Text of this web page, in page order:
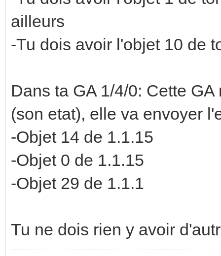
ailleurs
-Tu dois avoir l'objet 10 de
Dans ta GA 1/4/0: Cette
(son etat), elle va envoyer
-Objet 14 de 1.1.15
-Objet 0 de 1.1.15
-Objet 29 de 1.1.1
Tu ne dois rien y avoir